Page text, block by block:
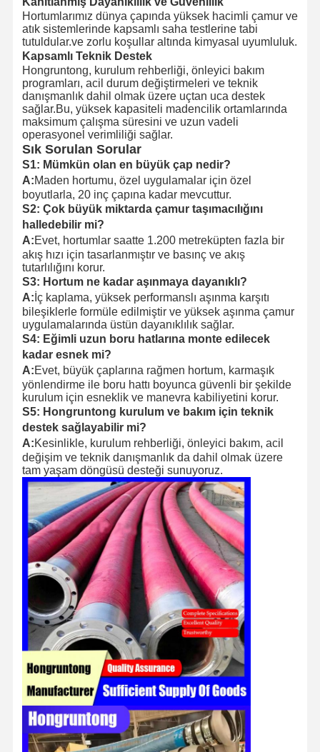
Hortumlarımız dünya çapında yüksek hacimli çamur ve
atık sistemlerinde kapsamlı saha testlerine tabi
tutuldular.ve zorlu koşullar altında kimyasal uyumluluk.
Kapsamlı Teknik Destek
Hongruntong, kurulum rehberliği, önleyici bakım
programları, acil durum değiştirmeleri ve teknik
danışmanlık dahil olmak üzere uçtan uca destek
sağlar.Bu, yüksek kapasiteli madencilik ortamlarında
maksimum çalışma süresini ve uzun vadeli
operasyonel verimliliği sağlar.
Sık Sorulan Sorular
S1: Mümkün olan en büyük çap nedir?
A:Maden hortumu, özel uygulamalar için özel
boyutlarla, 20 inç çapına kadar mevcuttur.
S2: Çok büyük miktarda çamur taşımacılığını
halledebilir mi?
A:Evet, hortumlar saatte 1.200 metreküpten fazla bir
akış hızı için tasarlanmıştır ve basınç ve akış
tutarlılığını korur.
S3: Hortum ne kadar aşınmaya dayanıklı?
A: İç kaplama, yüksek performanslı aşınma karşıtı
bileşiklerle formüle edilmiştir ve yüksek aşınma çamur
uygulamalarında üstün dayanıklılık sağlar.
S4: Eğimli uzun boru hatlarına monte edilecek
kadar esnek mi?
A:Evet, büyük çaplarına rağmen hortum, karmaşık
yönlendirme ile boru hattı boyunca güvenli bir şekilde
kurulum için esneklik ve manevra kabiliyetini korur.
S5: Hongruntong kurulum ve bakım için teknik
destek sağlayabilir mi?
A:Kesinlikle, kurulum rehberliği, önleyici bakım, acil
değişim ve teknik danışmanlık da dahil olmak üzere
tam yaşam döngüsü desteği sunuyoruz.